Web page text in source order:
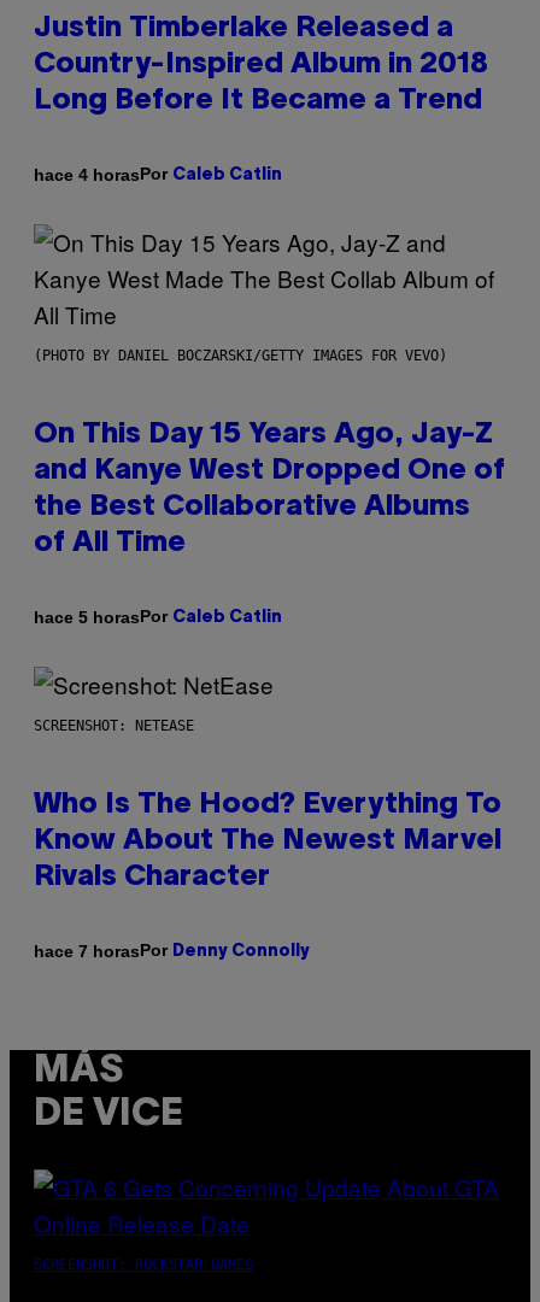
Justin Timberlake Released a
Country-Inspired Album in 2018
Long Before It Became a Trend
hace 4 horasPor Caleb Catlin
(PHOTO BY DANIEL BOCZARSKI/GETTY IMAGES FOR VEVO)
On This Day 15 Years Ago, Jay-Z
and Kanye West Dropped One of
the Best Collaborative Albums
of All Time
hace 5 horasPor Caleb Catlin
SCREENSHOT: NETEASE
Who Is The Hood? Everything To
Know About The Newest Marvel
Rivals Character
hace 7 horasPor Denny Connolly
MÁS
DE VICE
SCREENSHOT: ROCKSTAR GAMES